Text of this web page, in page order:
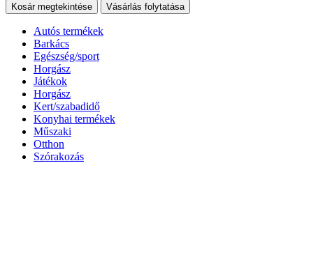
Kosár megtekintése Vásárlás folytatása
Autós termékek
Barkács
Egészség/sport
Horgász
Játékok
Horgász
Kert/szabadidő
Konyhai termékek
Műszaki
Otthon
Szórakozás